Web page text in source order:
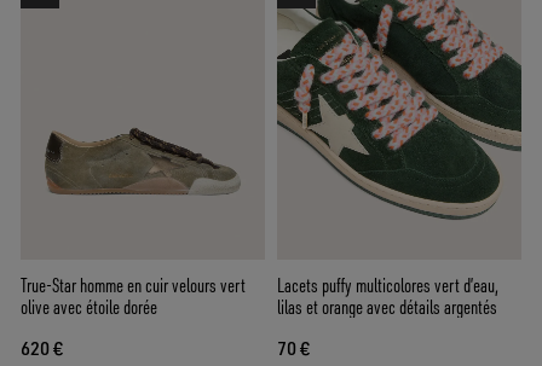
True-Star homme en cuir velours vert
olive avec étoile dorée
620 €
Lacets puffy multicolores vert d’eau,
lilas et orange avec détails argentés
70 €